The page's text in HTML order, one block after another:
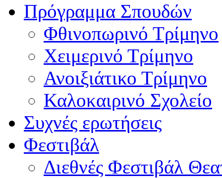
Πρόγραμμα Σπουδών
Φθινοπωρινό Τρίμηνο
Χειμερινό Τρίμηνο
Ανοιξιάτικο Τρίμηνο
Καλοκαιρινό Σχολείο
Συχνές ερωτήσεις
Φεστιβάλ
Διεθνές Φεστιβάλ